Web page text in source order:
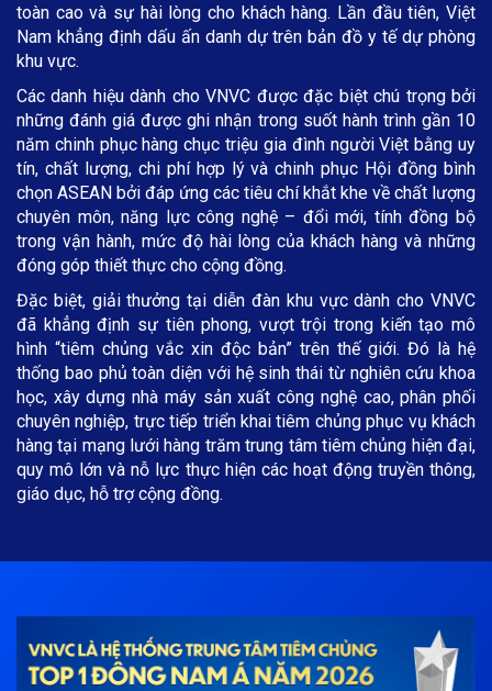
toàn cao và sự hài lòng cho khách hàng. Lần đầu tiên, Việt
Nam khẳng định dấu ấn danh dự trên bản đồ y tế dự phòng
khu vực.
Các danh hiệu dành cho VNVC được đặc biệt chú trọng bởi
những đánh giá được ghi nhận trong suốt hành trình gần 10
năm chinh phục hàng chục triệu gia đình người Việt bằng uy
tín, chất lượng, chi phí hợp lý và chinh phục Hội đồng bình
chọn ASEAN bởi đáp ứng các tiêu chí khắt khe về chất lượng
chuyên môn, năng lực công nghệ – đổi mới, tính đồng bộ
trong vận hành, mức độ hài lòng của khách hàng và những
đóng góp thiết thực cho cộng đồng.
Đặc biệt, giải thưởng tại diễn đàn khu vực dành cho VNVC
đã khẳng định sự tiên phong, vượt trội trong kiến tạo mô
hình “tiêm chủng vắc xin độc bản” trên thế giới. Đó là hệ
thống bao phủ toàn diện với hệ sinh thái từ nghiên cứu khoa
học, xây dựng nhà máy sản xuất công nghệ cao, phân phối
chuyên nghiệp, trực tiếp triển khai tiêm chủng phục vụ khách
hàng tại mạng lưới hàng trăm trung tâm tiêm chủng hiện đại,
quy mô lớn và nỗ lực thực hiện các hoạt động truyền thông,
giáo dục, hỗ trợ cộng đồng.